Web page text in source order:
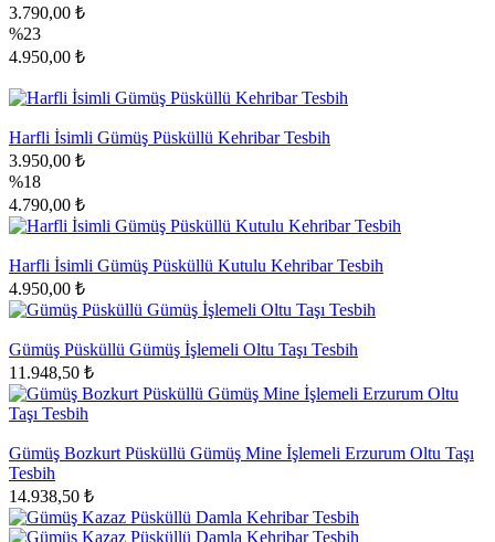
3.790,00 ₺
%23
4.950,00 ₺
Harfli İsimli Gümüş Püsküllü Kehribar Tesbih
3.950,00 ₺
%18
4.790,00 ₺
Harfli İsimli Gümüş Püsküllü Kutulu Kehribar Tesbih
4.950,00 ₺
Gümüş Püsküllü Gümüş İşlemeli Oltu Taşı Tesbih
11.948,50 ₺
Gümüş Bozkurt Püsküllü Gümüş Mine İşlemeli Erzurum Oltu Taşı
Tesbih
14.938,50 ₺